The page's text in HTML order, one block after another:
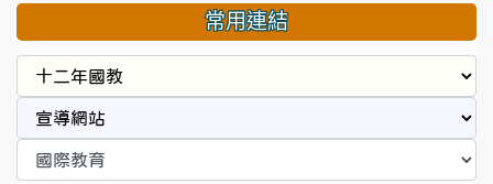
常用連結